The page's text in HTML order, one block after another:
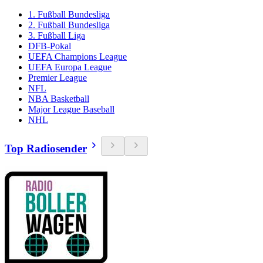
1. Fußball Bundesliga
2. Fußball Bundesliga
3. Fußball Liga
DFB-Pokal
UEFA Champions League
UEFA Europa League
Premier League
NFL
NBA Basketball
Major League Baseball
NHL
Top Radiosender